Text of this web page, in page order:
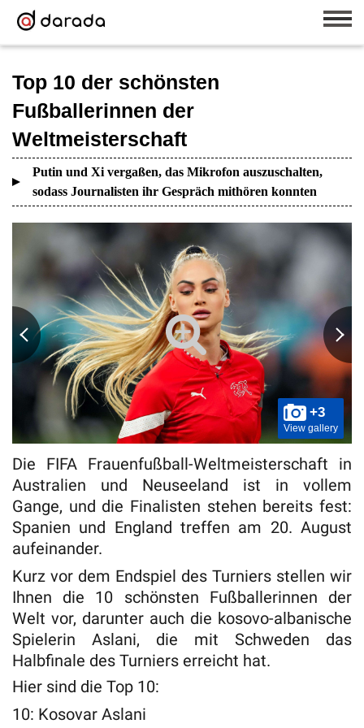
Top 10 der schönsten
Fußballerinnen der
Weltmeisterschaft
Putin und Xi vergaßen, das Mikrofon auszuschalten,
sodass Journalisten ihr Gespräch mithören konnten
+3
View gallery
Die FIFA Frauenfußball-Weltmeisterschaft in
Australien und Neuseeland ist in vollem
Gange, und die Finalisten stehen bereits fest:
Spanien und England treffen am 20. August
aufeinander.
Kurz vor dem Endspiel des Turniers stellen wir
Ihnen die 10 schönsten Fußballerinnen der
Welt vor, darunter auch die kosovo-albanische
Spielerin Aslani, die mit Schweden das
Halbfinale des Turniers erreicht hat.
Hier sind die Top 10:
10: Kosovar Aslani